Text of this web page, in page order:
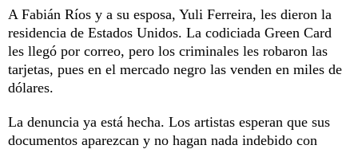
A Fabián Ríos y a su esposa, Yuli Ferreira, les dieron la
residencia de Estados Unidos. La codiciada Green Card
les llegó por correo, pero los criminales les robaron las
tarjetas, pues en el mercado negro las venden en miles de
dólares.
La denuncia ya está hecha. Los artistas esperan que sus
documentos aparezcan y no hagan nada indebido con